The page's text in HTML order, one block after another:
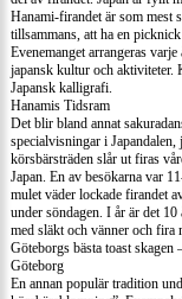
Hanami-firandet är som mest
tillsammans, att ha en
Evenemanget arrangeras
japansk kultur och
Japansk kalligrafi.
Hanamis Tidsram
Det blir bland annat
specialvisningar i
körsbärsträden slår ut firas
Japan. En av besökarna var
mulet väder lockade firandet
under söndagen. I år är det
med släkt och vänner och fira
Göteborgs bästa toast
Göteborg
En annan populär tradition